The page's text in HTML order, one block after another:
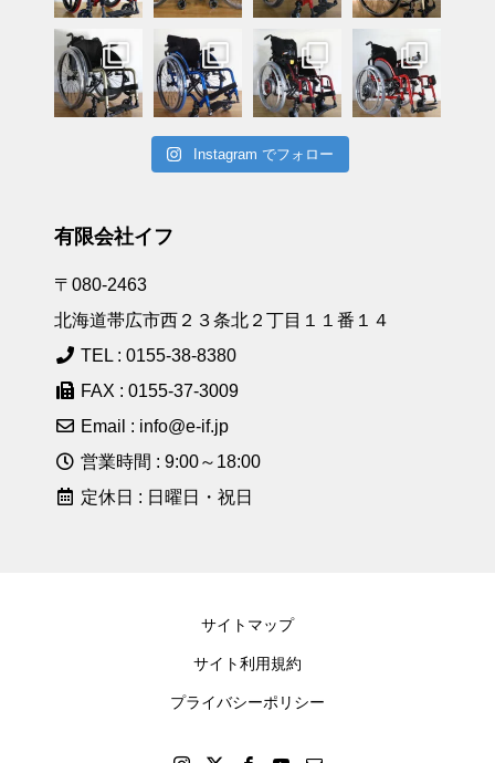
Instagram でフォロー
有限会社イフ
〒080-2463
北海道帯広市西２３条北２丁目１１番１４
TEL : 0155-38-8380
FAX : 0155-37-3009
Email : info@e-if.jp
営業時間 : 9:00～18:00
定休日 : 日曜日・祝日
サイトマップ
サイト利用規約
プライバシーポリシー